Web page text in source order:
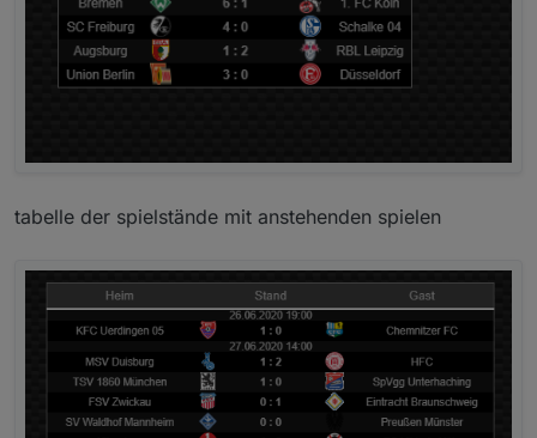
tabelle der spielstände mit anstehenden spielen